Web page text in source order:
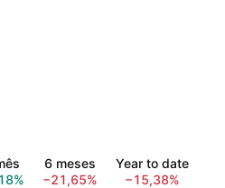
6 meses
−21,65%
Year to date
−15,38%